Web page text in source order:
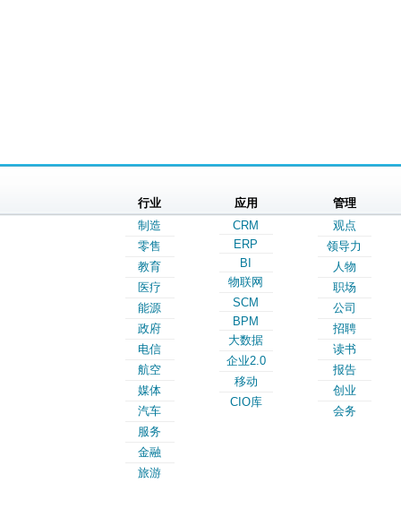
行业
制造
零售
教育
医疗
能源
政府
电信
航空
媒体
汽车
服务
金融
旅游
应用
CRM
ERP
BI
物联网
SCM
BPM
大数据
企业2.0
移动
CIO库
管理
观点
领导力
人物
职场
公司
招聘
读书
报告
创业
会务